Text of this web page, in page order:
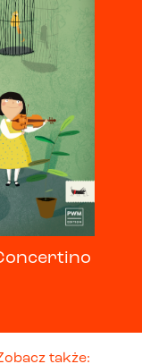
także: